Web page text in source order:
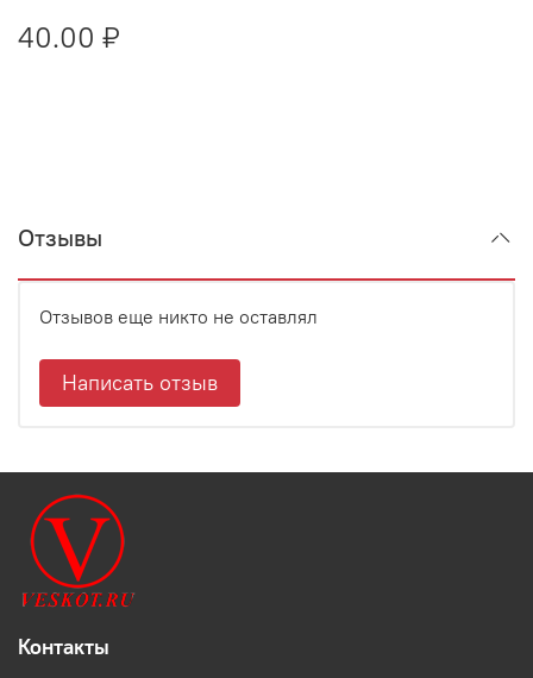
40.00 ₽
Отзывы
Отзывов еще никто не оставлял
Написать отзыв
Контакты